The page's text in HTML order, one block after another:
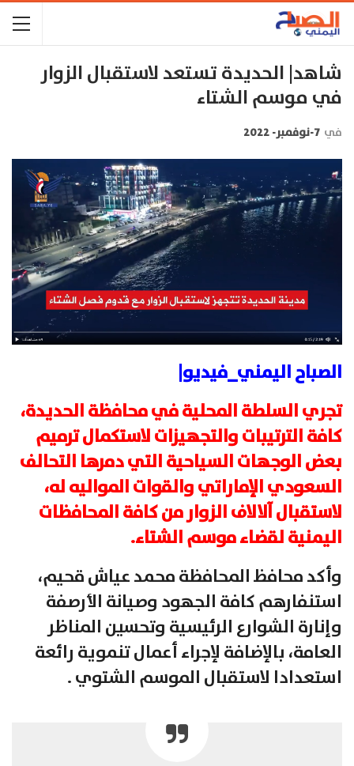
شاهد| الحديدة تستعد لاستقبال الزوار
في موسم الشتاء
في 7-نوفمبر- 2022
الصباح اليمني_فيديو|
تجري السلطة المحلية في محافظة الحديدة،
كافة الترتيبات والتجهيزات لاستكمال ترميم
بعض الوجهات السياحية التي دمرها التحالف
السعودي الإماراتي والقوات المواليه له،
لاستقبال آلالاف الزوار من كافة المحافظات
اليمنية لقضاء موسم الشتاء.
وأكد محافظ المحافظة محمد عياش قحيم،
استنفارهم كافة الجهود وصيانة الأرصفة
وإنارة الشوارع الرئيسية وتحسين المناظر
العامة، بالإضافة لإجراءأعمال تنموية رائعة
استعدادا لاستقبال الموسم الشتوي .